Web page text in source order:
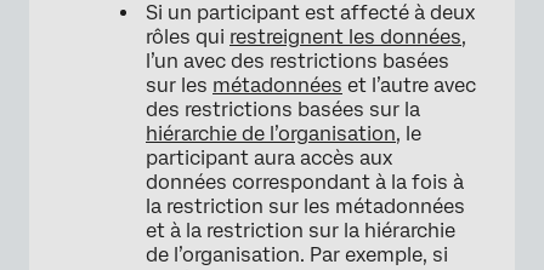
Si un participant est affecté à deux
rôles qui restreignent les données,
l’un avec des restrictions basées
sur les métadonnées et l’autre avec
des restrictions basées sur la
hiérarchie de l’organisation, le
participant aura accès aux
données correspondant à la fois à
la restriction sur les métadonnées
et à la restriction sur la hiérarchie
de l’organisation. Par exemple, si